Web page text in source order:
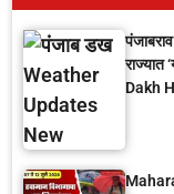
राज्यात
Dakh